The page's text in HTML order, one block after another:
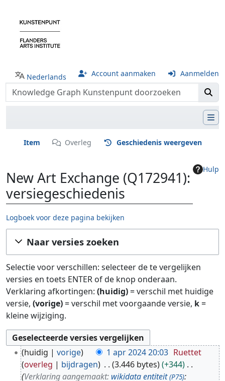
Nederlands Account aanmaken Aanmelden
Item Overleg Geschiedenis weergeven
Hulp
New Art Exchange (Q172941):
versiegeschiedenis
Logboek voor deze pagina bekijken
Ga naar:navigatie,zoeken
Naar versies zoeken
Selectie voor verschillen: selecteer de te vergelijken
versies en toets ENTER of de knop onderaan.
Verklaring afkortingen: (huidig)= verschil met huidige
versie, (vorige)= verschil met voorgaande versie, k=
kleine wijziging.
huidig vorige 1 apr 2024 20:03 Ruettet
overleg
bijdragen 3.446 bytes
+344
Verklaring aangemaakt: wikidata entiteit (P75):